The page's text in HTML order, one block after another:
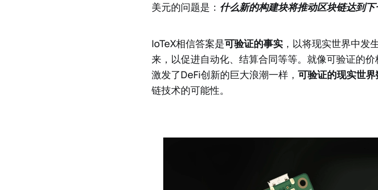
美元的问题是： 什么新的构建块将推动区块链达到下
IoTeX相信答案是可验证的事实 ，以将现实世界中发
来，以促进自动化、结算合同等等。就像可验证的价
激发了DeFi创新的巨大浪潮一样， 可验证的现实世
链技术的可能性。